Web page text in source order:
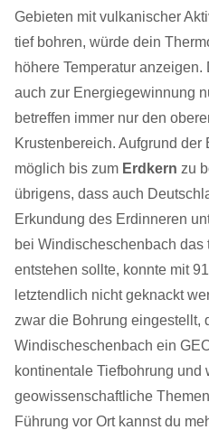
Gebieten mit vulkanischer
tief bohren, würde ​dein​​
höhere Temperatur
auch zur Energiegewinnung
betreffen immer nur den
Krustenbereich. Aufgrund der
möglich bis zum Erdkern zu
übrigens, dass auch
Erkundung des Erdinneren
bei Windischeschenbach
entstehen sollte, konnte mit
letztendlich nicht geknackt
zwar die Bohrung eingestellt,
Windischeschenbach ein
kontinentale Tiefbohrung und
geowissenschaftliche
Führung vor Ort kannst du